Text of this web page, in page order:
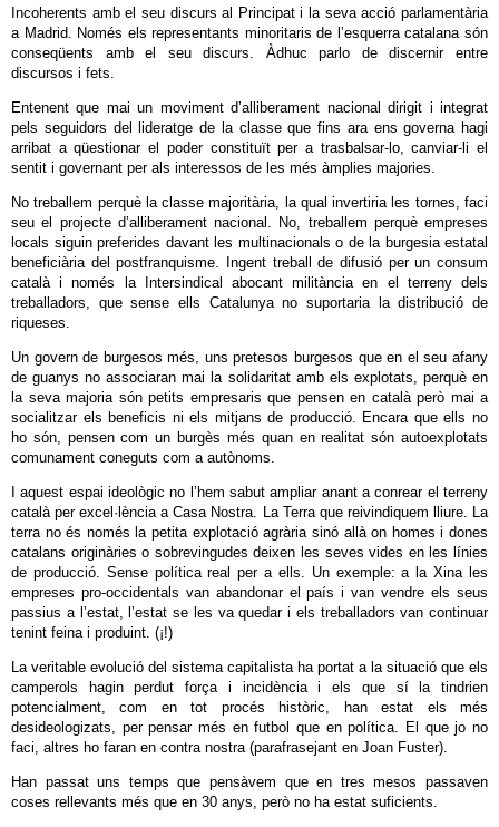
Incoherents amb el seu discurs al Principat i la seva acció parlamentària
a Madrid. Només els representants minoritaris de l’esquerra catalana són
conseqüents amb el seu discurs. Àdhuc parlo de discernir entre
discursos i fets.
Entenent que mai un moviment d’alliberament nacional dirigit i integrat
pels seguidors del lideratge de la classe que fins ara ens governa hagi
arribat a qüestionar el poder constituït per a trasbalsar-lo, canviar-li el
sentit i governant per als interessos de les més àmplies majories.
No treballem perquè la classe majoritària, la qual invertiria les tornes, faci
seu el projecte d’alliberament nacional. No, treballem perquè empreses
locals siguin preferides davant les multinacionals o de la burgesia estatal
beneficiària del postfranquisme. Ingent treball de difusió per un consum
català i només la Intersindical abocant militància en el terreny dels
treballadors, que sense ells Catalunya no suportaria la distribució de
riqueses.
Un govern de burgesos més, uns pretesos burgesos que en el seu afany
de guanys no associaran mai la solidaritat amb els explotats, perquè en
la seva majoria són petits empresaris que pensen en català però mai a
socialitzar els beneficis ni els mitjans de producció. Encara que ells no
ho són, pensen com un burgès més quan en realitat són autoexplotats
comunament coneguts com a autònoms.
I aquest espai ideològic no l’hem sabut ampliar anant a conrear el terreny
català per excel·lència a Casa Nostra. La Terra que reivindiquem lliure. La
terra no és només la petita explotació agrària sinó allà on homes i dones
catalans originàries o sobrevingudes deixen les seves vides en les línies
de producció. Sense política real per a ells. Un exemple: a la Xina les
empreses pro-occidentals van abandonar el país i van vendre els seus
passius a l’estat, l’estat se les va quedar i els treballadors van continuar
tenint feina i produint. (¡!)
La veritable evolució del sistema capitalista ha portat a la situació que els
camperols hagin perdut força i incidència i els que sí la tindrien
potencialment, com en tot procés històric, han estat els més
desideologizats, per pensar més en futbol que en política. El que jo no
faci, altres ho faran en contra nostra (parafrasejant en Joan Fuster).
Han passat uns temps que pensàvem que en tres mesos passaven
coses rellevants més que en 30 anys, però no ha estat suficients.